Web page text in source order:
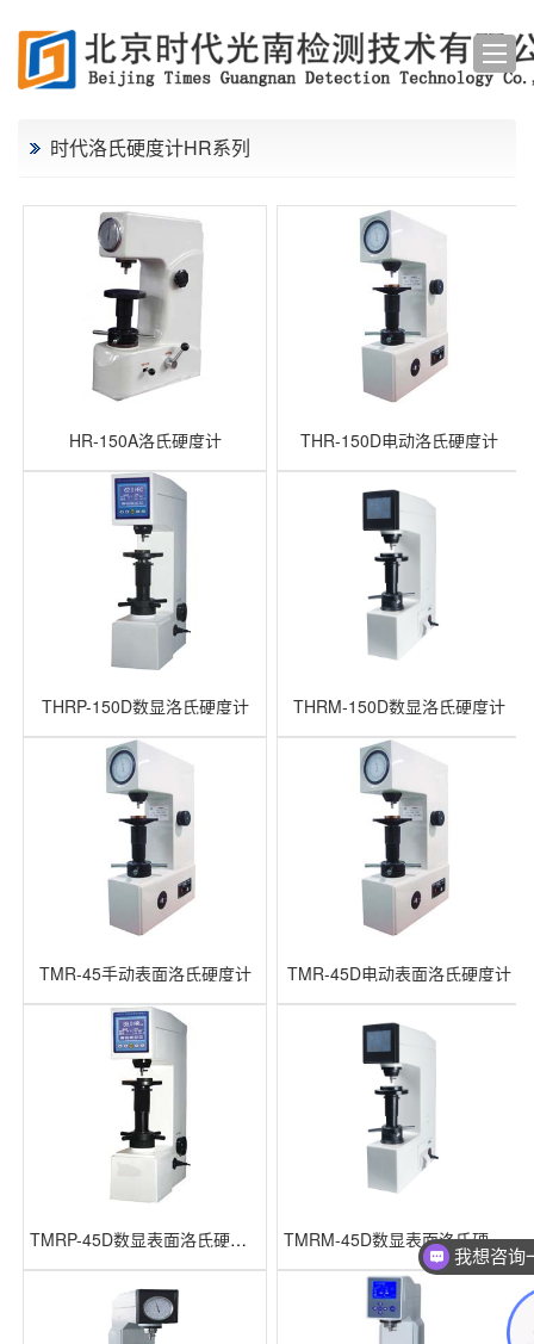
时代洛氏硬度计HR系列
HR-150A洛氏硬度计 THR-150D电动洛氏硬度计
THRP-150D数显洛氏硬度计 THRM-150D数显洛氏硬度计
TMR-45手动表面洛氏硬度计 TMR-45D电动表面洛氏硬度计
TMRP-45D数显表面洛氏硬度计 TMRM-45D数显表面洛氏硬度计
我想咨询